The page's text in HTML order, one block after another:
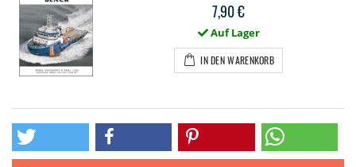
7,90 €
Auf Lager
IN DEN WARENKORB